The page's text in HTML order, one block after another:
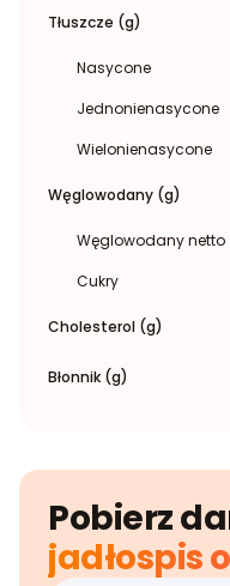
Tłuszcze (g)
Nasycone
Jednonienasycone
Wielonienasycone
Węglowodany (g)
Węglowodany netto
Cukry
Cholesterol (g)
Błonnik (g)
Pobierz
jadłospis